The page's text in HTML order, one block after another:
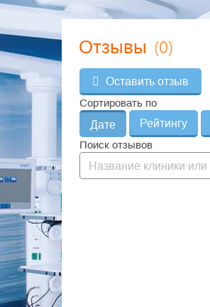
Отзывы (0)
Оставить отзыв
Сортировать по
Дате
Рейтингу
Поиск отзывов